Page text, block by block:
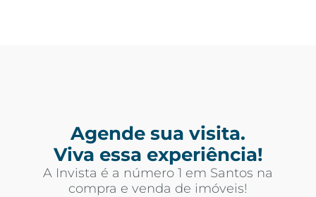
Agende sua visita.
Viva essa experiência!
A Invista é a número 1 em Santos na
compra e venda de imóveis!